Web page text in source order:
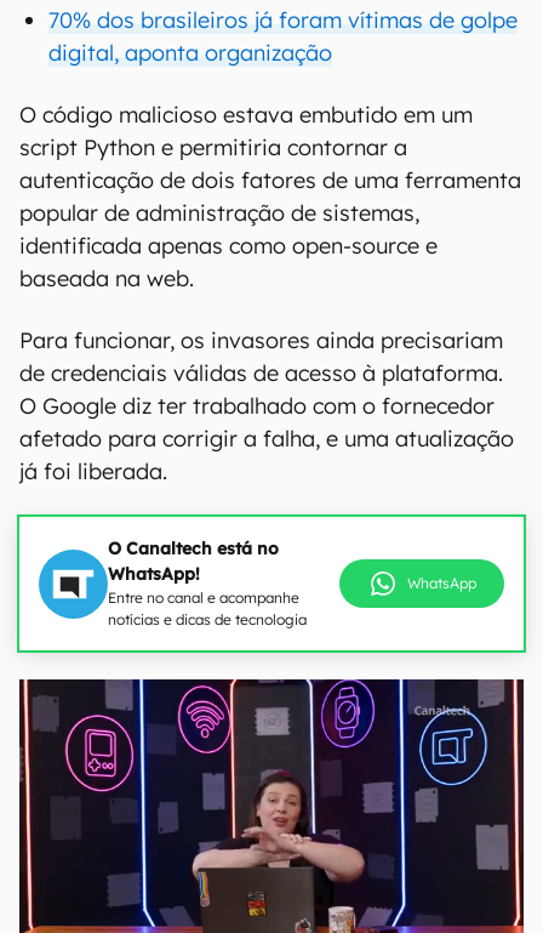
70% dos brasileiros já foram vítimas de golpe
digital, aponta organização
O código malicioso estava embutido em um
script Python e permitiria contornar a
autenticação de dois fatores de uma ferramenta
popular de administração de sistemas,
identificada apenas como open-source e
baseada na web.
Para funcionar, os invasores ainda precisariam
de credenciais válidas de acesso à plataforma.
O Google diz ter trabalhado com o fornecedor
afetado para corrigir a falha, e uma atualização
já foi liberada.
O Canaltech está no
WhatsApp!
Entre no canal e acompanhe
notícias e dicas de tecnologia
WhatsApp